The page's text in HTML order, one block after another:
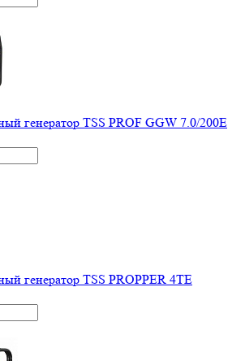
генератор TSS PROF GGW 7.0/200E
генератор TSS PROPPER 4TE